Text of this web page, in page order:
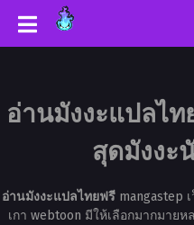
อ่านมังงะแปลไ
สุดมังงะ
อ่านมังงะแปลไทยฟรีmangastep
เกา webtoon มีให้เลือกมากมาย